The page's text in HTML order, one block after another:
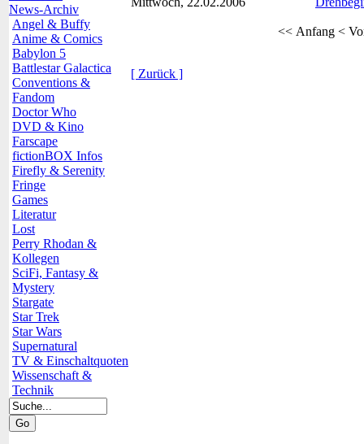
News-Archiv
Angel & Buffy
Anime & Comics
Babylon 5
Battlestar Galactica
Conventions &
Fandom
Doctor Who
DVD & Kino
Farscape
fictionBOX Infos
Firefly & Serenity
Fringe
Games
Literatur
Lost
Perry Rhodan &
Kollegen
SciFi, Fantasy &
Mystery
Stargate
Star Trek
Star Wars
Supernatural
TV & Einschaltquoten
Wissenschaft &
Technik
<< Anfang <
[ Zurück ]